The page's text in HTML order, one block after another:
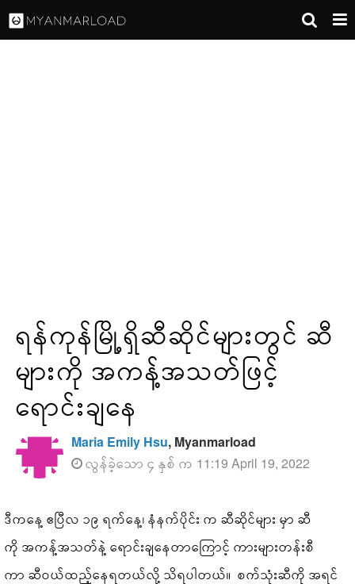
ရန်ကုန်မြို့ရှိဆီဆိုင်များတွင် ဆီ
များကို အကန့်အသတ်ဖြင့်
ရောင်းချနေ
Maria Emily Hsu, Myanmarload
လွန်ခဲ့သော ၄ နှစ် က 11:19 April 19, 2022
ဒီကနေ့ ဧပြီလ ၁၉ ရက်နေ့၊ နံနက်ပိုင်း က ဆီဆိုင်များ မှာ ဆီ
ကို အကန့်အသတ်နဲ့ ရောင်းချနေတာကြောင့် ကားများတန်းစီ
ကာ ဆီဝယ်ထည့်နေရတယ်လို့ သိရပါတယ်။ စက်သုံးဆီကို အရင်